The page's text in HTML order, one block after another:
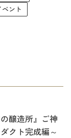
ベント
醸造所』ご神
クト完成編～